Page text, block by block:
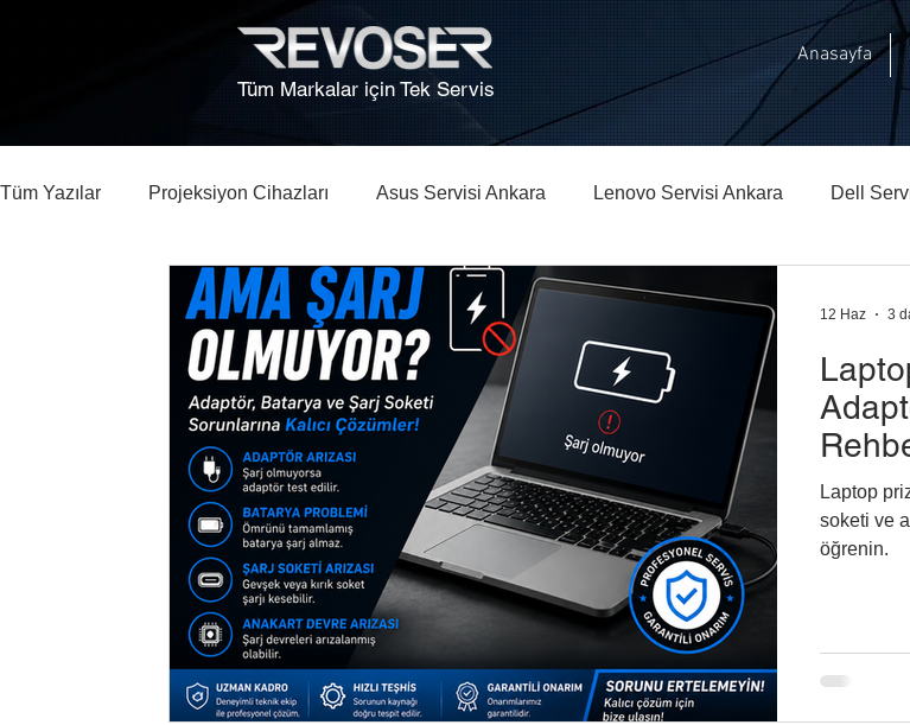
Tüm Markalar için Tek Servis
Anasayfa
Tüm Yazılar Projeksiyon Cihazları Asus Servisi Ankara Lenovo Servisi Ankara Dell
Bilgisayar, Laptop Tamiri Ankara HP Laptop Arıza Rehberi Msi Teknik Servisi Ankara
Laptop
soketi ve
öğrenin.
12 Haz 3